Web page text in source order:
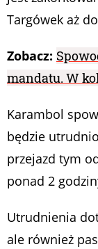
Targówek aż
Zobacz:
mandatu. W
Karambol
będzie
przejazd tym
ponad 2
Utrudnienia
ale również